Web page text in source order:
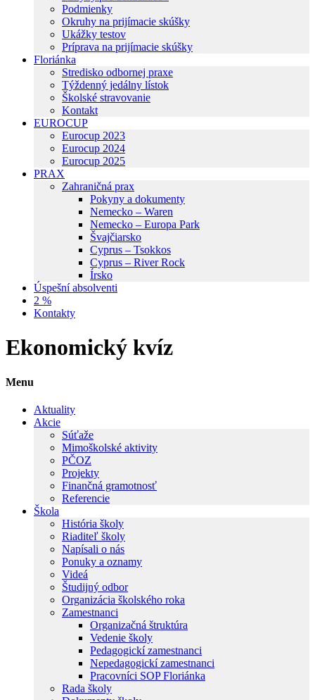
Podmienky
Okruhy na prijímacie skúšky
Ukážky testov
Príprava na prijímacie skúšky
Floriánka
Stredisko odbornej praxe
Týždenný jedálny lístok
Školské stravovanie
Kontakt
EUROCUP
Eurocup 2023
Eurocup 2024
Eurocup 2025
PRAX
Zahraničná prax
Pokyny a dokumenty
Nemecko – Waren
Nemecko – Europa Park
Švajčiarsko
Cyprus – Tsokkos
Cyprus – River Rock
Írsko
Úspešní absolventi
2 %
Kontakty
Ekonomický kvíz
Menu
Aktuality
Akcie
Súťaže
Mimoškolské aktivity
PČOZ
Projekty
Finančná gramotnosť
Referencie
Škola
História školy
Riaditeľ školy
Napísali o nás
Ponuky a oznamy
Videá
Študijný odbor
Organizácia školského roka
Zamestnanci
Organizačná štruktúra
Vedenie školy
Pedagogickí zamestnanci
Nepedagogickí zamestnanci
Pracovníci SOP Floriánka
Rada školy